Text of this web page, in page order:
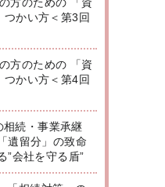
方のための 「資
つかい方＜第3回
方のための 「資
つかい方＜第4回
続・事業承継
遺留分」の致命
”会社を守る盾”